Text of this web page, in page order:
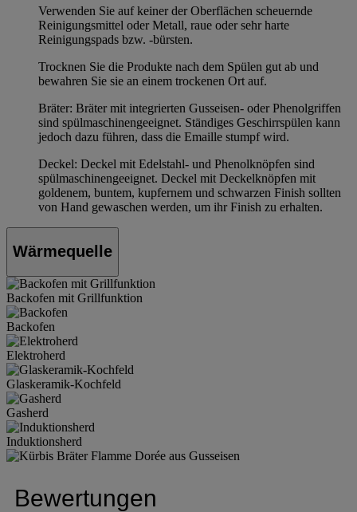
Verwenden Sie auf keiner der Oberflächen scheuernde
Reinigungsmittel oder Metall, raue oder sehr harte
Reinigungspads bzw. -bürsten.
Trocknen Sie die Produkte nach dem Spülen gut ab und
bewahren Sie sie an einem trockenen Ort auf.
Bräter: Bräter mit integrierten Gusseisen- oder Phenolgriffen
sind spülmaschinengeeignet. Ständiges Geschirrspülen kann
jedoch dazu führen, dass die Emaille stumpf wird.
Deckel: Deckel mit Edelstahl- und Phenolknöpfen sind
spülmaschinengeeignet. Deckel mit Deckelknöpfen mit
goldenem, buntem, kupfernem und schwarzen Finish sollten
von Hand gewaschen werden, um ihr Finish zu erhalten.
Wärmequelle
Backofen mit Grillfunktion
Backofen
Elektroherd
Glaskeramik-Kochfeld
Gasherd
Induktionsherd